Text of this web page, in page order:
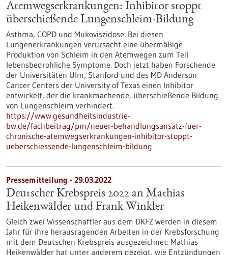
Atemwegserkrankungen: Inhibitor stoppt
überschießende Lungenschleim-Bildung
Asthma, COPD und Mukoviszidose: Bei diesen
Lungenerkrankungen verursacht eine übermäßige
Produktion von Schleim in den Atemwegen zum Teil
lebensbedrohliche Symptome. Doch jetzt haben Forschende
der Universitäten Ulm, Stanford und des MD Anderson
Cancer Centers der University of Texas einen Inhibitor
entwickelt, der die krankmachende, überschießende Bildung
von Lungenschleim verhindert.
https://www.gesundheitsindustrie-
bw.de/fachbeitrag/pm/neuer-behandlungsansatz-fuer-
chronische-atemwegserkrankungen-inhibitor-stoppt-
ueberschiessende-lungenschleim-bildung
Pressemitteilung - 29.03.2022
Deutscher Krebspreis 2022 an Mathias
Heikenwälder und Frank Winkler
Gleich zwei Wissenschaftler aus dem DKFZ werden in diesem
Jahr für ihre herausragenden Arbeiten in der Krebsforschung
mit dem Deutschen Krebspreis ausgezeichnet: Mathias
Heikenwälder hat unter anderem gezeigt, wie Entzündungen